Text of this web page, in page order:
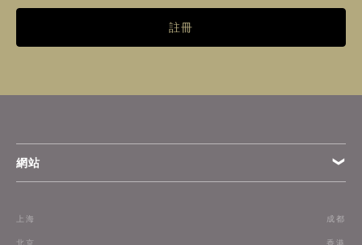
註冊
網站
訂閱
上海
北京
成都
香港